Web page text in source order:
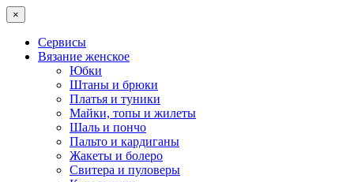
×
Сервисы
Вязание женское
Юбки
Штаны и брюки
Платья и туники
Майки, топы и жилеты
Шаль и пончо
Пальто и кардиганы
Жакеты и болеро
Свитера и пуловеры